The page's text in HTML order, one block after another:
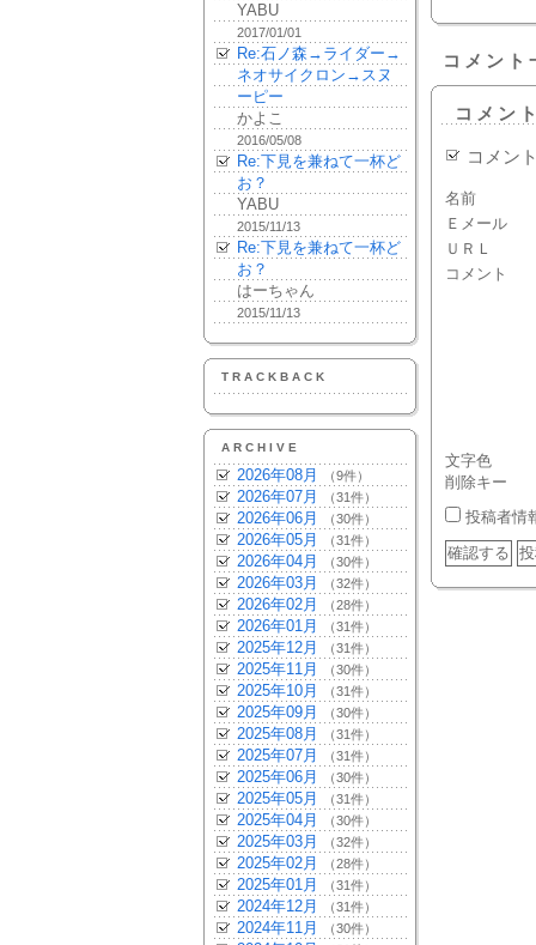
YABU
2017/01/01
Re:石ノ森→ライダー→
ネオサイクロン→スヌ
ーピー
かよこ
2016/05/08
Re:下見を兼ねて一杯ど
お？
YABU
2015/11/13
Re:下見を兼ねて一杯ど
お？
はーちゃん
2015/11/13
TRACKBACK
ARCHIVE
2026年08月 （9件）
2026年07月 （31件）
2026年06月 （30件）
2026年05月 （31件）
2026年04月 （30件）
2026年03月 （32件）
2026年02月 （28件）
2026年01月 （31件）
2025年12月 （31件）
2025年11月 （30件）
2025年10月 （31件）
2025年09月 （30件）
2025年08月 （31件）
2025年07月 （31件）
2025年06月 （30件）
2025年05月 （31件）
2025年04月 （30件）
2025年03月 （32件）
2025年02月 （28件）
2025年01月 （31件）
2024年12月 （31件）
2024年11月 （30件）
コメント
コメン
コメン
名前
Ｅメール
ＵＲＬ
コメント
文字色
削除キー
投稿者情